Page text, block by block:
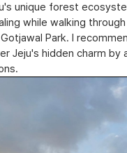
unique forest
while walking
Park. I
Jeju's hidden charm by